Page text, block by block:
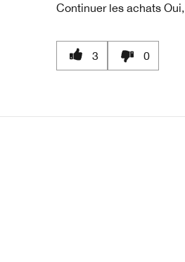
Continuer les achats
3 0